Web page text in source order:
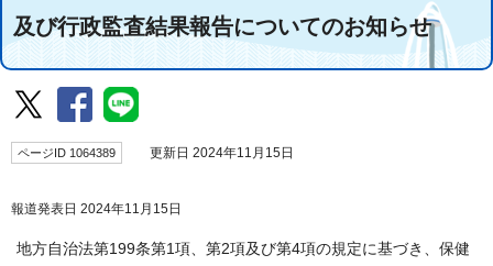
及び行政監査結果報告についてのお知らせ
ページID 1064389 更新日 2024年11月15日
報道発表日 2024年11月15日
地方自治法第199条第1項、第2項及び第4項の規定に基づき、保健